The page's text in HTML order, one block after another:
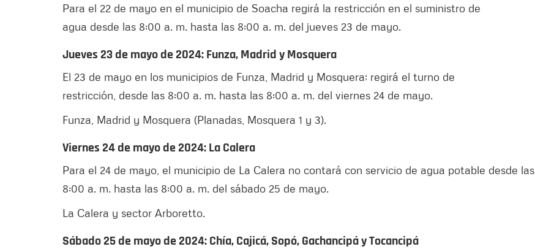
Para el 22 de mayo en el municipio de Soacha regirá la restricción en el suministro de
agua desde las 8:00 a. m. hasta las 8:00 a. m. del jueves 23 de mayo.
Jueves 23 de mayo de 2024:Funza, Madrid y Mosquera
El 23 de mayo en los municipios de Funza, Madrid y Mosquera; regirá el turno de
restricción, desde las 8:00 a. m. hasta las 8:00 a. m. del viernes 24 de mayo.
Funza, Madrid y Mosquera (Planadas, Mosquera 1 y 3).
Viernes 24 de mayo de 2024: La Calera
Para el 24 de mayo, el municipio de La Calera no contará con servicio de agua potable desde las
8:00 a. m. hasta las 8:00 a. m. del sábado 25 de mayo.
La Calera y sector Arboretto.
Sábado 25 de mayo de 2024:Chía, Cajicá, Sopó, Gachancipá y Tocancipá